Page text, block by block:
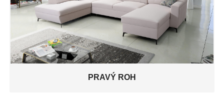
PRAVÝ ROH